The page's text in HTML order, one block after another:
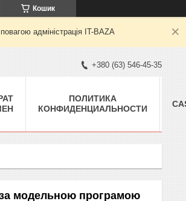
Кошик
адміністрація IT-BAZA
+380 (63) 546-45-35
ПОЛИТИКА
КОНФИДЕНЦИАЛЬНОСТИ
за модельною програмою